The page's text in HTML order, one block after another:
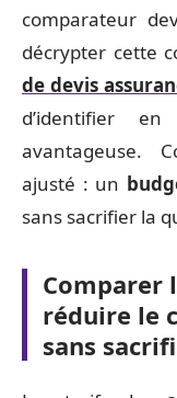
comparateur
décrypter cette
de devis
d’identifier
avantageuse.
ajusté : un
sans sacrifier la
Comparer
réduire le
sans